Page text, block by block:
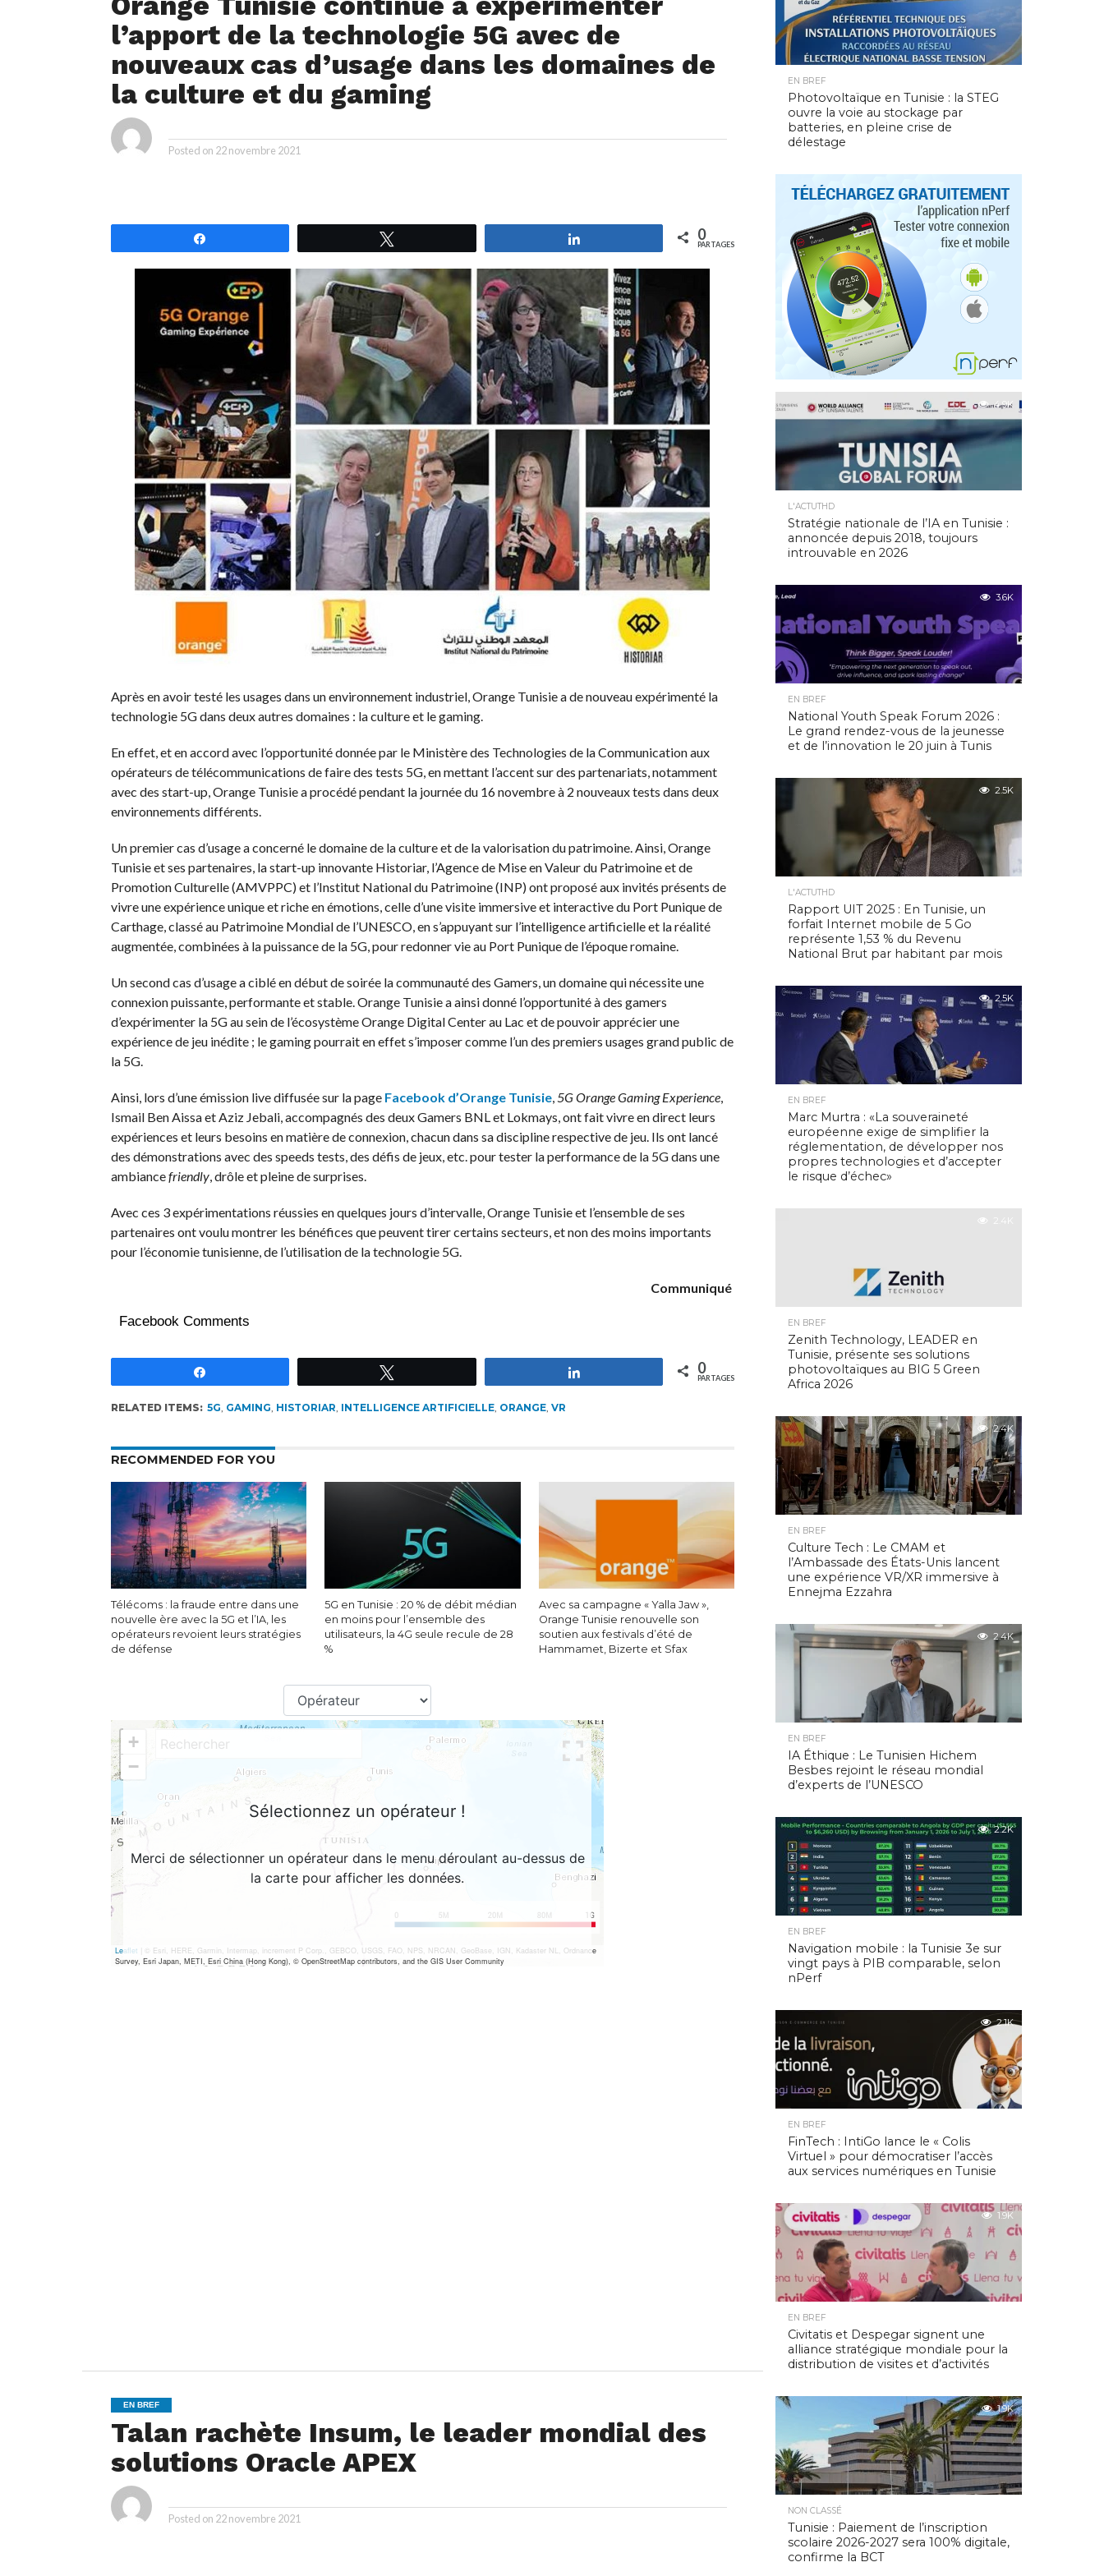
l’apport de la technologie 5G avec de
nouveaux cas d’usage dans les domaines de
la culture et du gaming
Posted on 22 novembre 2021
0
PARTAGES
Après en avoir testé les usages dans un environnement industriel, Orange Tunisie a de nouveau expérimenté la
technologie 5G dans deux autres domaines : la culture et le gaming.
En effet, et en accord avec l’opportunité donnée par le Ministère des Technologies de la Communication aux
opérateurs de télécommunications de faire des tests 5G, en mettant l’accent sur des partenariats, notamment
avec des start-up, Orange Tunisie a procédé pendant la journée du 16 novembre à 2 nouveaux tests dans deux
environnements différents.
Un premier cas d’usage a concerné le domaine de la culture et de la valorisation du patrimoine. Ainsi, Orange
Tunisie et ses partenaires, la start-up innovante Historiar, l’Agence de Mise en Valeur du Patrimoine et de
Promotion Culturelle (AMVPPC) et l’Institut National du Patrimoine (INP) ont proposé aux invités présents de
vivre une expérience unique et riche en émotions, celle d’une visite immersive et interactive du Port Punique de
Carthage, classé au Patrimoine Mondial de l’UNESCO, en s’appuyant sur l’intelligence artificielle et la réalité
augmentée, combinées à la puissance de la 5G, pour redonner vie au Port Punique de l’époque romaine.
Un second cas d’usage a ciblé en début de soirée la communauté des Gamers, un domaine qui nécessite une
connexion puissante, performante et stable. Orange Tunisie a ainsi donné l’opportunité à des gamers
d’expérimenter la 5G au sein de l’écosystème Orange Digital Center au Lac et de pouvoir apprécier une
expérience de jeu inédite ; le gaming pourrait en effet s’imposer comme l’un des premiers usages grand public de
la 5G.
Ainsi, lors d’une émission live diffusée sur la page Facebook d’Orange Tunisie,5G Orange Gaming Experience,
Ismail Ben Aissa et Aziz Jebali, accompagnés des deux Gamers BNL et Lokmays, ont fait vivre en direct leurs
expériences et leurs besoins en matière de connexion, chacun dans sa discipline respective de jeu. Ils ont lancé
des démonstrations avec des speeds tests, des défis de jeux, etc. pour tester la performance de la 5G dans une
ambiancefriendly, drôle et pleine de surprises.
Avec ces 3 expérimentations réussies en quelques jours d’intervalle, Orange Tunisie et l’ensemble de ses
partenaires ont voulu montrer les bénéfices que peuvent tirer certains secteurs, et non des moins importants
pour l’économie tunisienne, de l’utilisation de la technologie 5G.
Communiqué
Facebook Comments
0
PARTAGES
RELATED ITEMS: 5G, GAMING, HISTORIAR, INTELLIGENCE ARTIFICIELLE, ORANGE, VR
RECOMMENDED FOR YOU
Télécoms : la fraude entre dans une
nouvelle ère avec la 5G et l’IA, les
opérateurs revoient leurs stratégies
de défense
5G en Tunisie : 20 % de débit médian
en moins pour l’ensemble des
utilisateurs, la 4G seule recule de 28
%
Avec sa campagne « Yalla Jaw »,
Orange Tunisie renouvelle son
soutien aux festivals d’été de
Hammamet, Bizerte et Sfax
EN BREF
Talan rachète Insum, le leader mondial des
solutions Oracle APEX
Posted on 22 novembre 2021
EN BREF
Photovoltaïque en Tunisie : la STEG
ouvre la voie au stockage par
batteries, en pleine crise de
délestage
4.9K
L'ACTUTHD
Stratégie nationale de l’IA en Tunisie :
annoncée depuis 2018, toujours
introuvable en 2026
3.6K
EN BREF
National Youth Speak Forum 2026 :
Le grand rendez-vous de la jeunesse
et de l’innovation le 20 juin à Tunis
2.5K
L'ACTUTHD
Rapport UIT 2025 : En Tunisie, un
forfait Internet mobile de 5 Go
représente 1,53 % du Revenu
National Brut par habitant par mois
2.5K
EN BREF
Marc Murtra : «La souveraineté
européenne exige de simplifier la
réglementation, de développer nos
propres technologies et d’accepter
le risque d’échec»
2.4K
EN BREF
Zenith Technology, LEADER en
Tunisie, présente ses solutions
photovoltaïques au BIG 5 Green
Africa 2026
2.4K
EN BREF
Culture Tech : Le CMAM et
l’Ambassade des États-Unis lancent
une expérience VR/XR immersive à
Ennejma Ezzahra
2.4K
EN BREF
IA Éthique : Le Tunisien Hichem
Besbes rejoint le réseau mondial
d’experts de l’UNESCO
2.2K
EN BREF
Navigation mobile : la Tunisie 3e sur
vingt pays à PIB comparable, selon
nPerf
2.1K
EN BREF
FinTech : IntiGo lance le « Colis
Virtuel » pour démocratiser l’accès
aux services numériques en Tunisie
1.9K
EN BREF
Civitatis et Despegar signent une
alliance stratégique mondiale pour la
distribution de visites et d’activités
1.9K
NON CLASSÉ
Tunisie : Paiement de l’inscription
scolaire 2026-2027 sera 100% digitale,
confirme la BCT